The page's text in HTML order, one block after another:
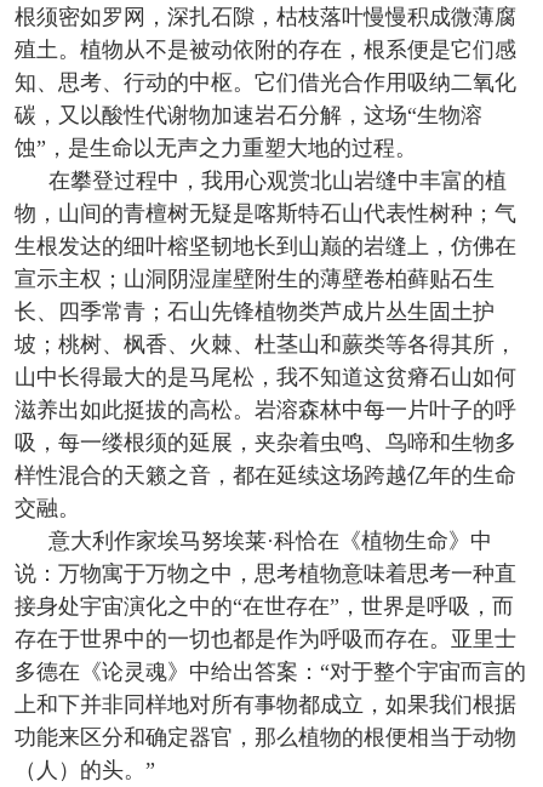
根须密如罗网，深扎石隙，枯枝落叶慢慢积成微薄腐
殖土。植物从不是被动依附的存在，根系便是它们感
知、思考、行动的中枢。它们借光合作用吸纳二氧化
碳，又以酸性代谢物加速岩石分解，这场“生物溶
蚀”，是生命以无声之力重塑大地的过程。
在攀登过程中，我用心观赏北山岩缝中丰富的植
物，山间的青檀树无疑是喀斯特石山代表性树种；气
生根发达的细叶榕坚韧地长到山巅的岩缝上，仿佛在
宣示主权；山洞阴湿崖壁附生的薄壁卷柏藓贴石生
长、四季常青；石山先锋植物类芦成片丛生固土护
坡；桃树、枫香、火棘、杜茎山和蕨类等各得其所，
山中长得最大的是马尾松，我不知道这贫瘠石山如何
滋养出如此挺拔的高松。岩溶森林中每一片叶子的呼
吸，每一缕根须的延展，夹杂着虫鸣、鸟啼和生物多
样性混合的天籁之音，都在延续这场跨越亿年的生命
交融。
意大利作家埃马努埃莱·科恰在《植物生命》中
说：万物寓于万物之中，思考植物意味着思考一种直
接身处宇宙演化之中的“在世存在”，世界是呼吸，而
存在于世界中的一切也都是作为呼吸而存在。亚里士
多德在《论灵魂》中给出答案：“对于整个宇宙而言的
上和下并非同样地对所有事物都成立，如果我们根据
功能来区分和确定器官，那么植物的根便相当于动物
（人）的头。”